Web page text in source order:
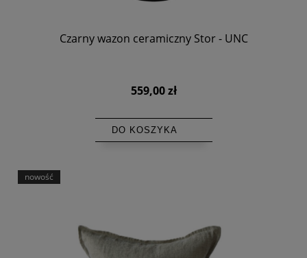
Czarny wazon ceramiczny Stor - UNC
559,00 zł
DO KOSZYKA
nowość